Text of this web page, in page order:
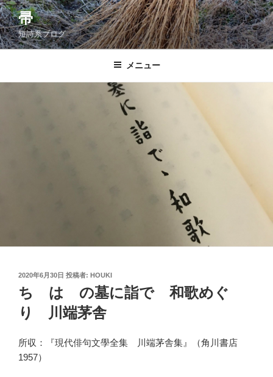
コ
ン
テ
ン
帚
短詩系ブログ
メニュー
投
稿
日:
2020年6月30日 投稿者: HOUKI
ちゝはゝの墓に詣でゝ和歌めぐ
り 川端茅舎
所収：『現代俳句文學全集 川端茅舎集』（角川書店
1957）